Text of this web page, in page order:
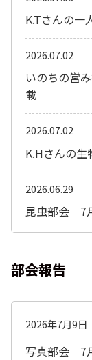
K.Tさんの一
いのちの営
載
2026.07.02
K.Hさんの生
2026.07.02
昆虫部会 7
2026.06.29
部会報告
2026年7月9日
写真部会 7